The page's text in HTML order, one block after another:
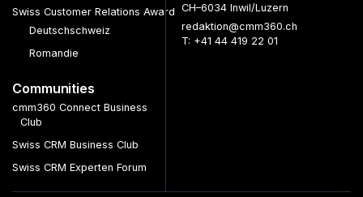
Swiss Customer Relations Award
Deutschschweiz
Romandie
Communities
cmm360 Connect Business
Club
Swiss CRM Business Club
Swiss CRM Experten Forum
CH–6034 Inwil/Luzern
redaktion@cmm360.ch
T: +41 44 419 22 01